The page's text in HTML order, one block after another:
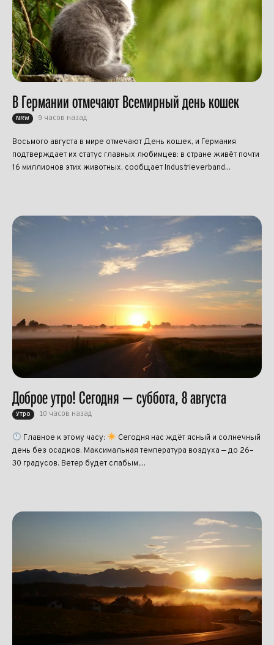
В Германии отмечают Всемирный день кошек
NRW 9 часов назад
Восьмого августа в мире отмечают День кошек, и Германия
подтверждает их статус главных любимцев: в стране живёт почти
16 миллионов этих животных, сообщает Industrieverband...
Доброе утро! Сегодня — суббота, 8 августа
Утро 10 часов назад
Главное к этому часу:
Сегодня нас ждёт ясный и солнечный
день без осадков. Максимальная температура воздуха — до 26–
30 градусов. Ветер будет слабым,...